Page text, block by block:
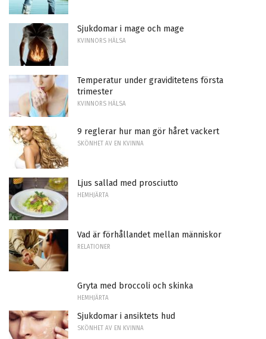
Sjukdomar i mage och mage
KVINNORS HÄLSA
Temperatur under graviditetens första
trimester
KVINNORS HÄLSA
9 reglerar hur man gör håret vackert
SKÖNHET AV EN KVINNA
Ljus sallad med prosciutto
HEMHJÄRTA
Vad är förhållandet mellan människor
RELATIONER
Gryta med broccoli och skinka
HEMHJÄRTA
Sjukdomar i ansiktets hud
SKÖNHET AV EN KVINNA